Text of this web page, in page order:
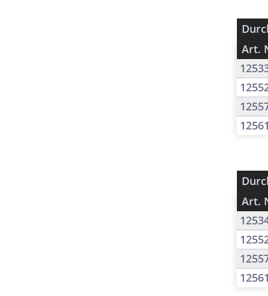
Art.
Art.